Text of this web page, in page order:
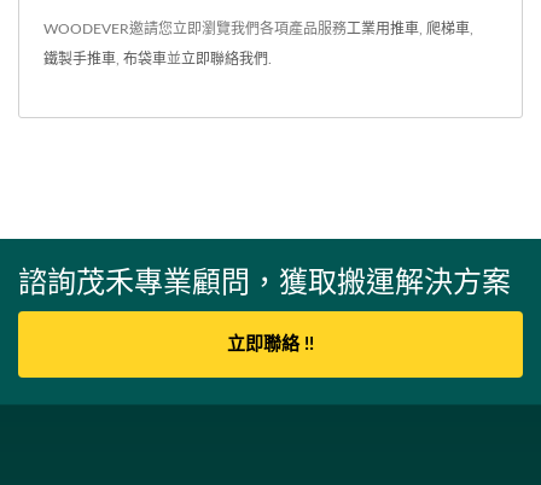
WOODEVER邀請您立即瀏覽我們各項產品服務 工業用推車 爬梯車
鐵製手推車 布袋車並立即聯絡我們
諮詢茂禾專業顧問，獲取搬運解決方案
立即聯絡 !!